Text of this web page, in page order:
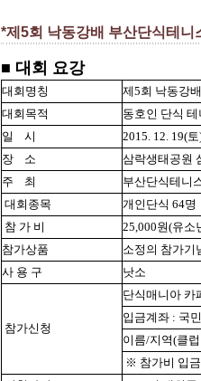
*제5회 낙동강배 부산단식테
■ 대회 요강
대회명칭
제5회 낙동강
대회목적
동호인 단식
일
시
2015. 12. 19(
장
소
삼락생태공원
주
최
부산단식테니
대회종목
개인단식 64명
참 가 비
25,000원(유소
참가상품
소정의 참가기
사 용 구
낫소
참가신청
단식매니아 카
입금계좌 : 국
이름/지역(클
※ 참가비 입